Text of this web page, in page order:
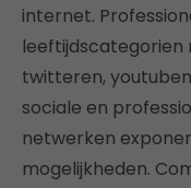
internet.
leeftijdscategorien
twitteren,
sociale en
netwerken
mogelijkheden.